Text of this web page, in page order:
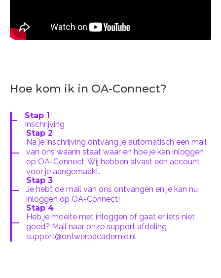
Hoe kom ik in OA-Connect?
Stap 1
Inschrijving
Stap 2
Na je inschrijving ontvang je automatisch een mail
van ons waarin staat waar en hoe je kan inloggen
op OA-Connect. Wij hebben alvast een account
voor je aangemaakt.
Stap 3
Je hebt de mail van ons ontvangen en je kan nu
inloggen op OA-Connect!
Stap 4
Heb je moeite met inloggen of gaat er iets niet
goed? Mail naar onze support afdeling
support@ontwerpacademie.nl